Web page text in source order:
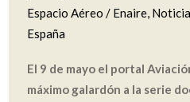
Espacio Aéreo / Enaire,
España
El 9 de mayo el portal
máximo galardón a la serie